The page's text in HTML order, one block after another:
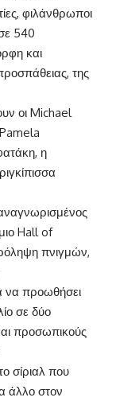
φιλάνθρωποι
540
και
της
οι Michael
η
Hall of
πνιγμών,
να προωθήσει
σε δύο
προσωπικούς
σίριαλ που
άλλο στον